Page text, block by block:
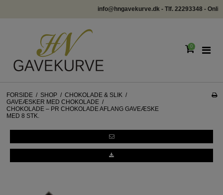
info@hngavekurve.dk - Tlf. 22293348 - Online chat
0
FORSIDE / SHOP / CHOKOLADE & SLIK /
GAVEÆSKER MED CHOKOLADE /
CHOKOLADE – PR CHOKOLADE AFLANG GAVEÆSKE
MED 8 STK.